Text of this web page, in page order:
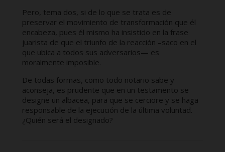
Pero, tema dos, si de lo que se trata es de
preservar el movimiento de transformación que él
encabeza, pues él mismo ha insistido en la frase
juarista de que el triunfo de la reacción –saco en el
que ubica a todos sus adversarios— es
moralmente imposible.
De todas formas, como todo notario sabe y
aconseja, es prudente que en un testamento se
designe un albacea, para que se cerciore y se haga
responsable de la ejecución de la última voluntad.
¿Quién será el designado?